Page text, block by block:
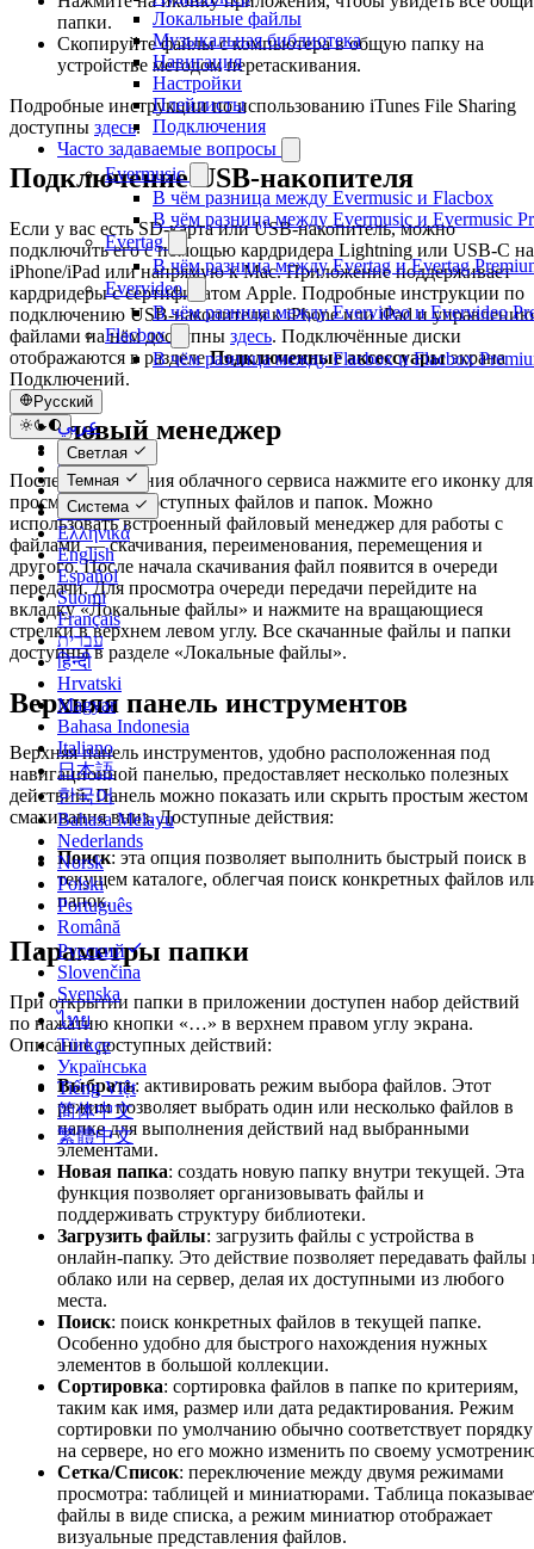
Локальные файлы
Музыкальная библиотека
Навигация
Настройки
Плейлисты
Подключения
Часто задаваемые вопросы
Evermusic
В чём разница между Evermusic и Flacbox
В чём разница между Evermusic и Evermusic
Evertag
В чём разница между Evertag и Evertag
Evervideo
В чём разница между Evervideo и Evervideo
Flacbox
В чём разница между Flacbox и Flacbox
Русский
عربي
Català
Čeština
Dansk
Deutsch
Ελληνικά
English
Español
Suomi
Français
עברית
हिन्दी
Hrvatski
Magyar
Bahasa Indonesia
Italiano
日本語
한국어
Bahasa Melayu
Nederlands
Norsk
Polski
Português
Română
Русский
Slovenčina
Svenska
ไทย
Türkçe
Українська
Tiếng Việt
简体中文
繁體中文
Светлая
Темная
Система
папки.
Скопируйте файлы с компьютера в общую папку на
устройстве методом перетаскивания.
Подробные инструкции по использованию iTunes File Sharing
доступны здесь.
Подключение USB-накопителя
Если у вас есть SD-карта или USB-накопитель, можно
подключить его с помощью кардридера Lightning или USB-C на
iPhone/iPad или напрямую к Mac. Приложение поддерживает
кардридеры с сертификатом Apple. Подробные инструкции по
подключению USB-накопителя к iPhone или iPad и управлению
файлами на нём доступны здесь. Подключённые диски
отображаются в разделеПодключенные аксессуарыэкрана
Подключений.
Файловый менеджер
После подключения облачного сервиса нажмите его иконку для
просмотра всех доступных файлов и папок. Можно
использовать встроенный файловый менеджер для работы с
файлами — скачивания, переименования, перемещения и
другого. После начала скачивания файл появится в очереди
передачи. Для просмотра очереди передачи перейдите на
вкладку «Локальные файлы» и нажмите на вращающиеся
стрелки в верхнем левом углу. Все скачанные файлы и папки
доступны в разделе «Локальные файлы».
Верхняя панель инструментов
Верхняя панель инструментов, удобно расположенная под
навигационной панелью, предоставляет несколько полезных
действий. Панель можно показать или скрыть простым жестом
смахивания вниз. Доступные действия:
Поиск: эта опция позволяет выполнить быстрый поиск в
текущем каталоге, облегчая поиск конкретных файлов
папок.
Параметры папки
При открытии папки в приложении доступен набор действий
по нажатию кнопки «…» в верхнем правом углу экрана.
Описание доступных действий:
Выбрать: активировать режим выбора файлов. Этот
режим позволяет выбрать один или несколько файлов в
папке для выполнения действий над выбранными
элементами.
Новая папка: создать новую папку внутри текущей. Эта
функция позволяет организовывать файлы и
поддерживать структуру библиотеки.
Загрузить файлы: загрузить файлы с устройства в
онлайн-папку. Это действие позволяет передавать файлы
облако или на сервер, делая их доступными из любого
места.
Поиск: поиск конкретных файлов в текущей папке.
Особенно удобно для быстрого нахождения нужных
элементов в большой коллекции.
Сортировка: сортировка файлов в папке по критериям,
таким как имя, размер или дата редактирования. Режим
сортировки по умолчанию обычно соответствует порядку
на сервере, но его можно изменить по своему
Сетка/Список: переключение между двумя режимами
просмотра: таблицей и миниатюрами. Таблица
файлы в виде списка, а режим миниатюр отображает
визуальные представления файлов.